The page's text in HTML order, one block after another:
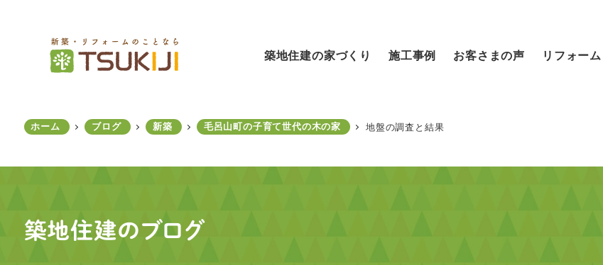
築地住建の家づくり 施工事例 お客さまの声 リフォーム
ホーム ブログ 新築 毛呂山町の子育て世代の木の家 地盤の調査と結果
築地住建のブログ